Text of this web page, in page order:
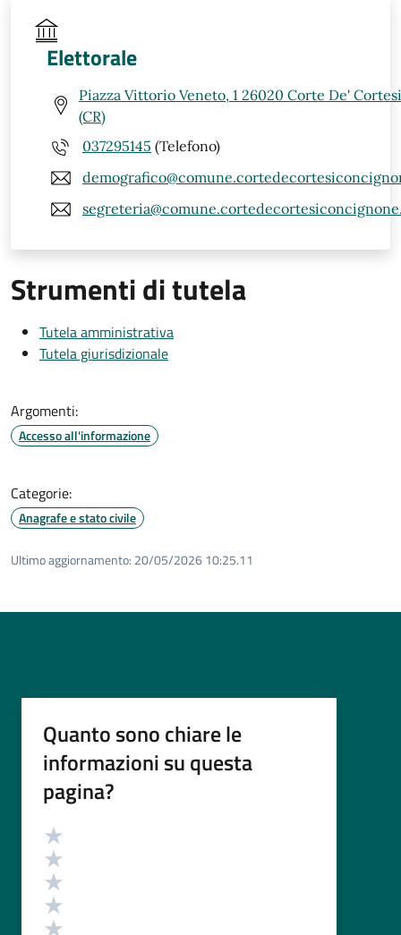
Elettorale
Piazza Vittorio Veneto, 1 26020 Corte De'
(CR)
037295145 (Telefono)
Strumenti di tutela
Tutela amministrativa
Tutela giurisdizionale
Argomenti:
Accesso all'informazione
Categorie:
Anagrafe e stato civile
Ultimo aggiornamento: 20/05/2026 10:25.11
Quanto sono chiare le
informazioni su questa
pagina?
Valutazione